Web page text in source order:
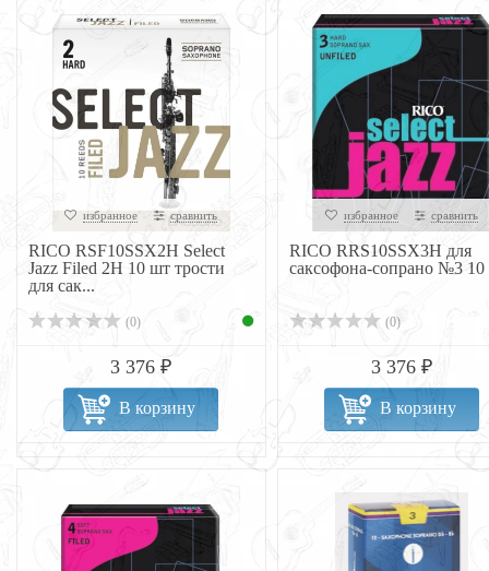
избранное сравнить
RICO RSF10SSX2H Select
Jazz Filed 2H 10 шт трости
для сак...
(0)
3 376 ₽
В корзину
избранное сравнить
RICO RRS10SSX3H для
саксофона-сопрано №3
(0)
3 376 ₽
В корзину